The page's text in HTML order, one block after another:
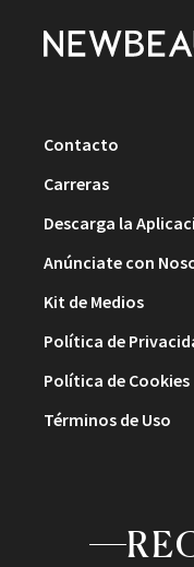
Contacto
Carreras
Descarga la
Anúnciate con
Kit de Medios
Política de
Política de Cookies
Términos de Uso